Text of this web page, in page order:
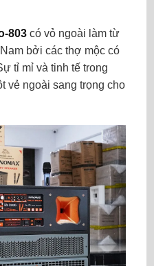
803có vỏ ngoài làm từ
bởi các thợ mộc có
tỉ mỉ và tinh tế trong
vẻ ngoài sang trọng cho